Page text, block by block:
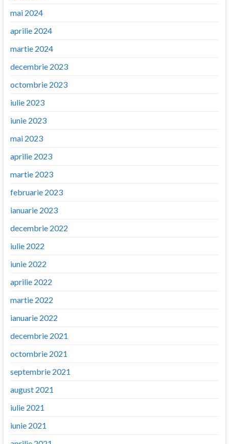
mai 2024
aprilie 2024
martie 2024
decembrie 2023
octombrie 2023
iulie 2023
iunie 2023
mai 2023
aprilie 2023
martie 2023
februarie 2023
ianuarie 2023
decembrie 2022
iulie 2022
iunie 2022
aprilie 2022
martie 2022
ianuarie 2022
decembrie 2021
octombrie 2021
septembrie 2021
august 2021
iulie 2021
iunie 2021